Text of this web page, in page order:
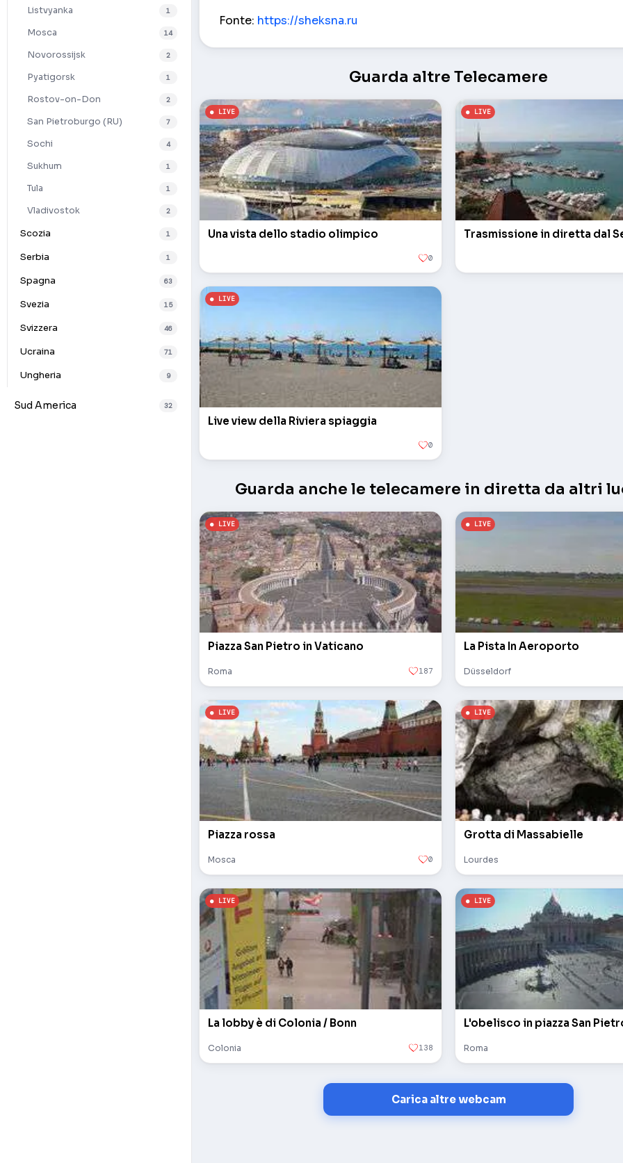
Listvyanka 1
Mosca 14
Novorossijsk 2
Pyatigorsk 1
Rostov-on-Don 2
San Pietroburgo (RU) 7
Sochi 4
Sukhum 1
Tula 1
Vladivostok 2
Scozia 1
Serbia 1
Spagna 63
Svezia 15
Svizzera 46
Ucraina 71
Ungheria 9
Sud America 32
Fonte: https://sheksna.ru
Guarda altre Telecamere
Una vista dello stadio olimpico
0
Trasmissione in diretta dal
Live view della Riviera spiaggia
0
Guarda anche le telecamere in diretta da altri
Piazza San Pietro in Vaticano
Roma 187
La Pista In Aeroporto
Düsseldorf
Piazza rossa
Mosca 0
Grotta di Massabielle
Lourdes
La lobby è di Colonia / Bonn
Colonia 138 Roma
Carica altre webcam